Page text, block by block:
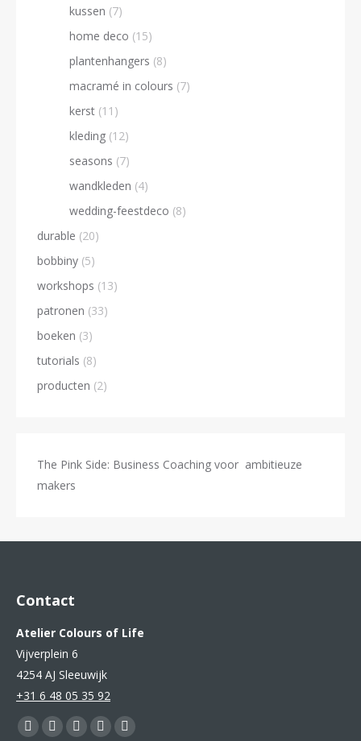
kussen (7)
home deco (15)
plantenhangers (8)
macramé in colours (7)
kerst (11)
kleding (12)
seasons (7)
wandkleden (4)
wedding-feestdeco (8)
durable (20)
bobbiny (5)
workshops (13)
patronen (33)
boeken (3)
tutorials (8)
producten (2)
The Pink Side: Business Coaching voor ambitieuze
makers
Contact
Atelier Colours of Life
Vijverplein 6
4254 AJ Sleeuwijk
+31 6 48 05 35 92
Vind ons op:
Facebook
YouTubePinterestInstagram
Mail